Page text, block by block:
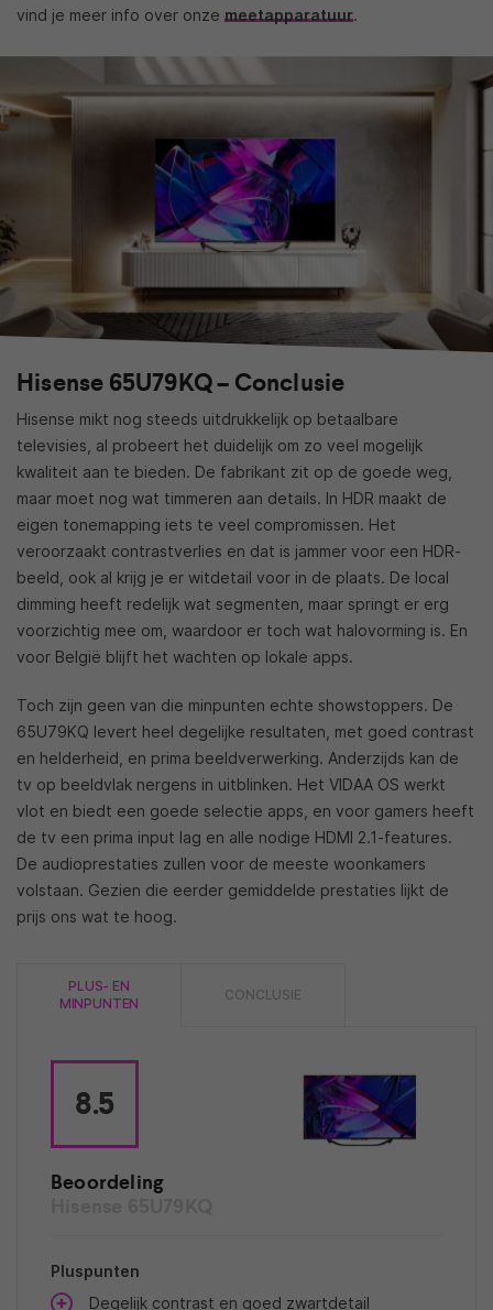
vind je meer info over onze meetapparatuur.
Hisense 65U79KQ – Conclusie
Hisense mikt nog steeds uitdrukkelijk op betaalbare
televisies, al probeert het duidelijk om zo veel mogelijk
kwaliteit aan te bieden. De fabrikant zit op de goede weg,
maar moet nog wat timmeren aan details. In HDR maakt de
eigen tonemapping iets te veel compromissen. Het
veroorzaakt contrastverlies en dat is jammer voor een HDR-
beeld, ook al krijg je er witdetail voor in de plaats. De local
dimming heeft redelijk wat segmenten, maar springt er erg
voorzichtig mee om, waardoor er toch wat halovorming is. En
voor België blijft het wachten op lokale apps.
Toch zijn geen van die minpunten echte showstoppers. De
65U79KQ levert heel degelijke resultaten, met goed contrast
en helderheid, en prima beeldverwerking. Anderzijds kan de
tv op beeldvlak nergens in uitblinken. Het VIDAA OS werkt
vlot en biedt een goede selectie apps, en voor gamers heeft
de tv een prima input lag en alle nodige HDMI 2.1-features.
De audioprestaties zullen voor de meeste woonkamers
volstaan. Gezien die eerder gemiddelde prestaties lijkt de
prijs ons wat te hoog.
PLUS- EN
MINPUNTEN
CONCLUSIE
8.5
Beoordeling
Pluspunten
Degelijk contrast en goed zwartdetail